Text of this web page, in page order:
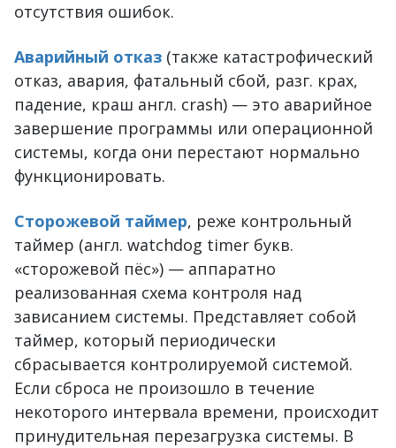
отсутствия ошибок.
Аварийный отказ (также катастрофический
отказ, авария, фатальный сбой, разг. крах,
падение, краш англ. crash) — это аварийное
завершение программы или операционной
системы, когда они перестают нормально
функционировать.
Сторожевой таймер, реже контрольный
таймер (англ. watchdog timer букв.
«сторожевой пёс») — аппаратно
реализованная схема контроля над
зависанием системы. Представляет собой
таймер, который периодически
сбрасывается контролируемой системой.
Если сброса не произошло в течение
некоторого интервала времени, происходит
принудительная перезагрузка системы. В